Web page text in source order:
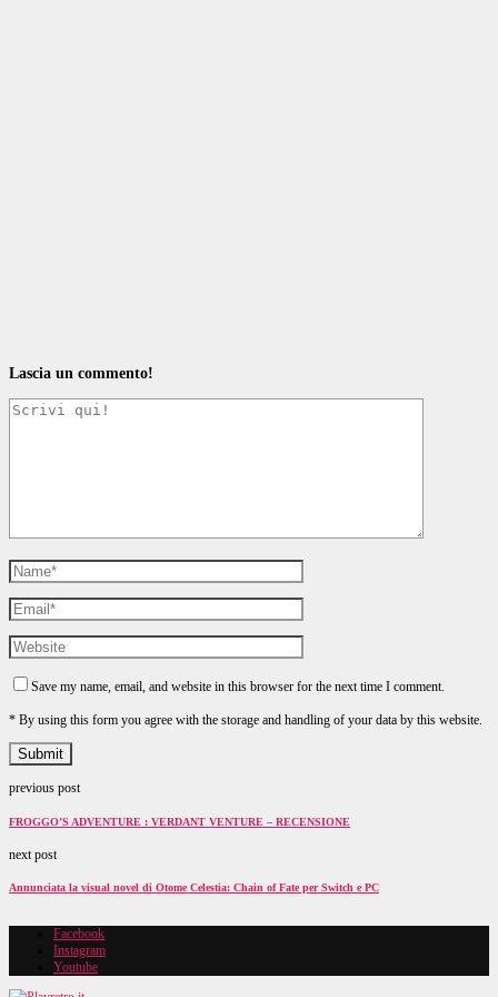
Lascia un commento!
Save my name, email, and website in this browser for the next time I comment.
* By using this form you agree with the storage and handling of your data by this website.
previous post
FROGGO’S ADVENTURE : VERDANT VENTURE – RECENSIONE
next post
Annunciata la visual novel di Otome Celestia: Chain of Fate per Switch e PC
Facebook
Instagram
Youtube